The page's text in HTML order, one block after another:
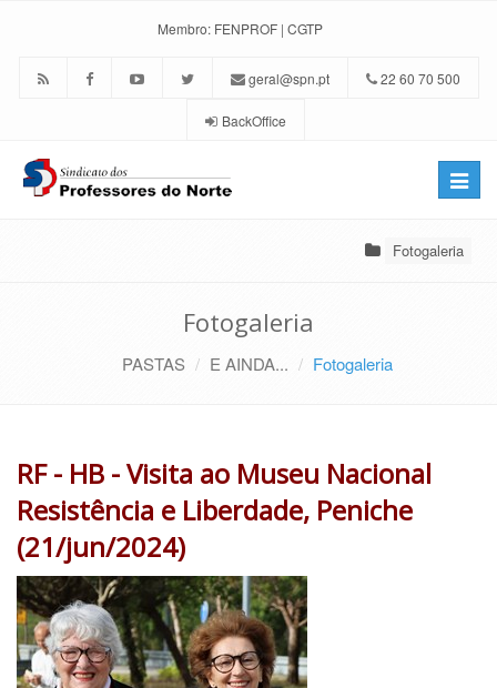
Membro: FENPROF | CGTP
geral@spn.pt 22 60 70 500
BackOffice
Toggle
Fotogaleria
Fotogaleria
PASTAS E AINDA... Fotogaleria
RF - HB - Visita ao Museu Nacional
Resistência e Liberdade, Peniche
(21/jun/2024)